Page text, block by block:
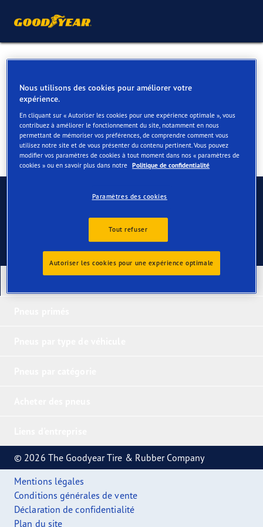
Pneus pour votre Peugeot
108
© 2026 The Goodyear Tire & Rubber Company
Mentions légales
Conditions générales de vente
Déclaration de confidentialité
Plan du site
Nous utilisons des cookies pour améliorer votre
expérience.
En cliquant sur « Autoriser les cookies pour une expérience optimale », vous
contribuez à améliorer le fonctionnement du site, notamment en nous
permettant de mémoriser vos préférences, de comprendre comment vous
utilisez notre site et de vous présenter du contenu pertinent. Vous pouvez
modifier vos paramètres de cookies à tout moment dans nos « paramètres de
cookies » ou en savoir plus dans notre Politique de confidentialité
Paramètres des cookies
Tout refuser
Autoriser les cookies pour une expérience optimale